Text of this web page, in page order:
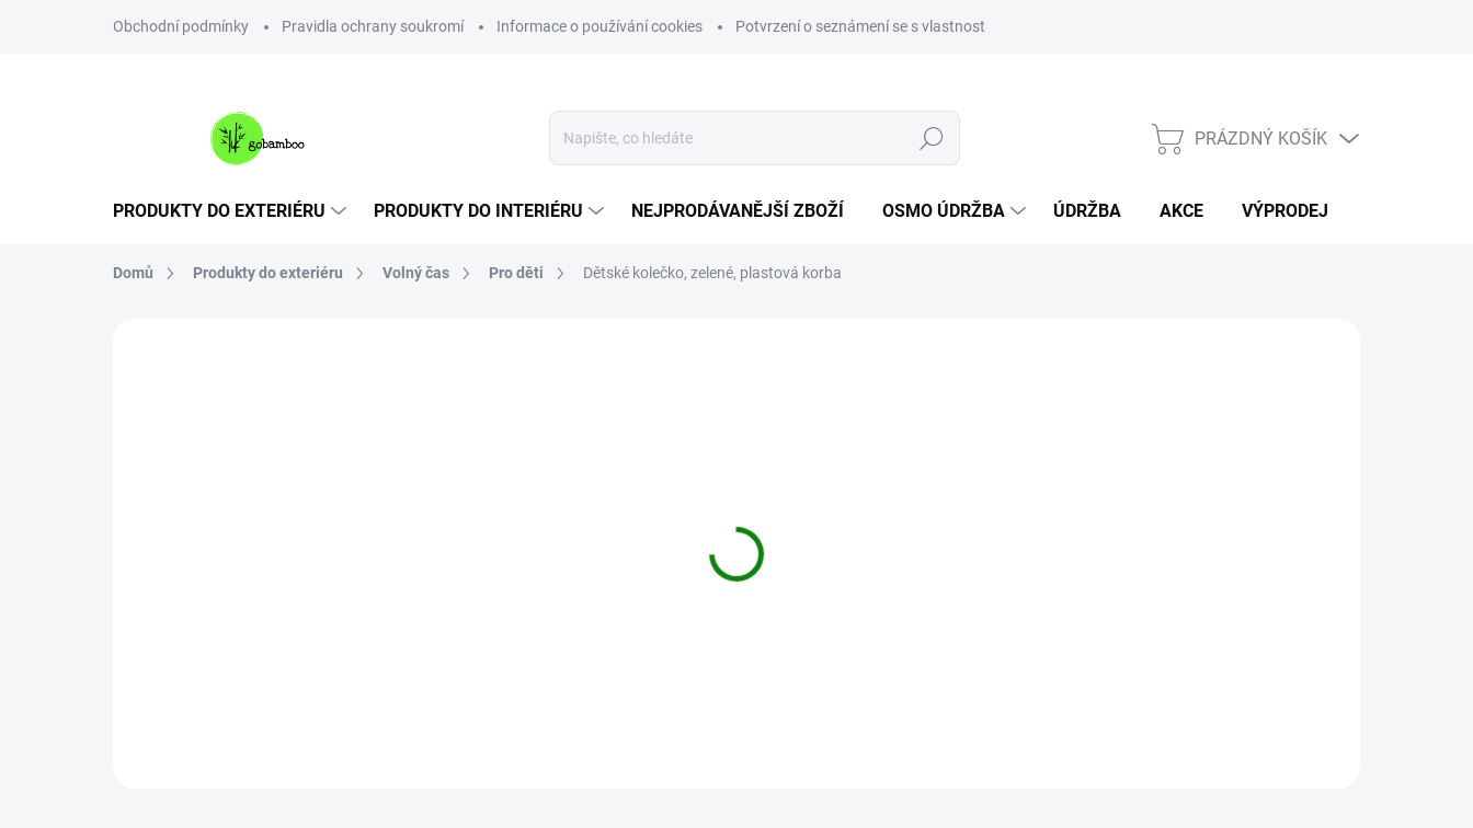
Obchodní podmínky Pravidla ochrany soukromí Informace o používání cookies Potvrzení o seznámení se s vlastnostmi bambusu
Hledat
NÁKUPNÍ
PRÁZDNÝ KOŠÍK
PRODUKTY DO EXTERIÉRU PRODUKTY DO INTERIÉRU NEJPRODÁVANĚJŠÍ ZBOŽÍ OSMO ÚDRŽBA ÚDRŽBA AKCE VÝPRODEJ
Domů Produkty do exteriéru Volný čas Pro děti Dětské kolečko, zelené, plastová korba